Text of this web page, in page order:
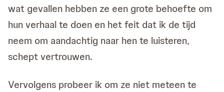
wat gevallen hebben ze een grote behoefte om
hun verhaal te doen en het feit dat ik de tijd
neem om aandachtig naar hen te luisteren,
schept vertrouwen.
Vervolgens probeer ik om ze niet meteen te